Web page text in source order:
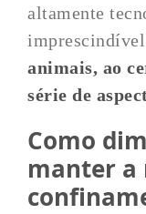
altamente
animais, ao
série de
Como
manter a